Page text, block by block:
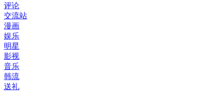
评论
交流站
漫画
娱乐
明星
影视
音乐
韩流
送礼